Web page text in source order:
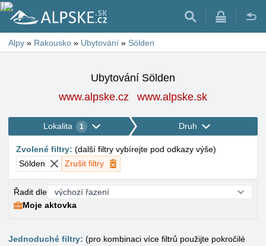
Alpy » Rakousko » Ubytování » Sölden
Ubytování Sölden
www.alpske.cz
www.alpske.sk
Lokalita 1 Druh
Zvolené filtry: (další filtry vybírejte pod odkazy výše)
Sölden
Zrušit filtry
Řadit dle
Moje aktovka
Jednoduché filtry: (pro kombinaci více filtrů použijte pokročilé